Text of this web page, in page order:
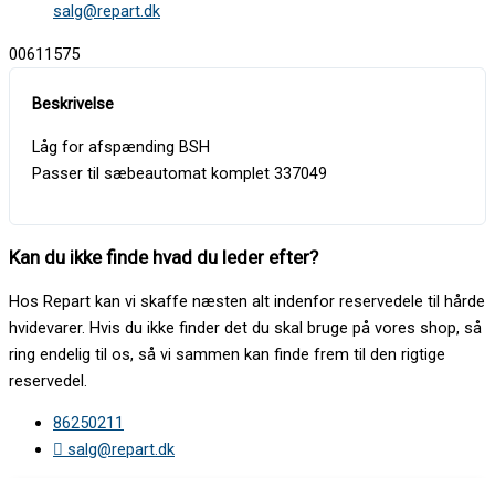
salg@repart.dk
00611575
Låg for afspænding BSH
Passer til sæbeautomat komplet 337049
Kan du ikke finde hvad du leder efter?
Hos Repart kan vi skaffe næsten alt indenfor reservedele til hårde
hvidevarer. Hvis du ikke finder det du skal bruge på vores shop, så
ring endelig til os, så vi sammen kan finde frem til den rigtige
reservedel.
86250211
salg@repart.dk